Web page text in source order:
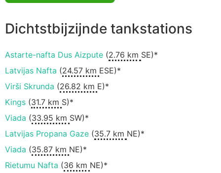
Dichtstbijzijnde tankstations
Astarte-nafta Dus Aizpute (2.76 km SE)*
Latvijas Nafta (24.57 km ESE)*
Virši Skrunda (26.82 km E)*
Kings (31.7 km S)*
Viada (33.95 km SW)*
Latvijas Propana Gaze (35.7 km NE)*
Viada (35.87 km NE)*
Rietumu Nafta (36 km NE)*